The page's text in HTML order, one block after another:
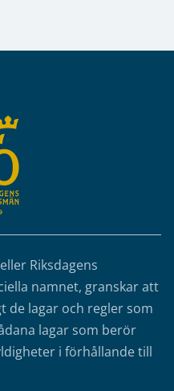
Riksdagens
namnet, granskar att
de lagar och regler som
lagar som berör
i förhållande till